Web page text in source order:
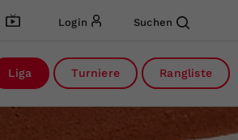
Login Suchen
Liga Turniere Rangliste